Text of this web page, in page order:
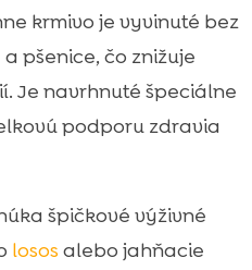
krmivo je vyvinuté bez
pšenice, čo znižuje
Je navrhnuté špeciálne
podporu zdravia
špičkové výživné
losos alebo jahňacie